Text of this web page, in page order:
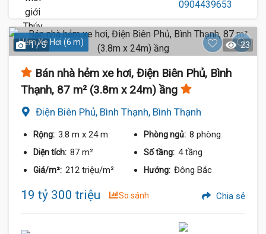
Hẻm Xe Hơi (6 m)
1 / 5 23
Bán nhà hẻm xe hơi, Điện Biên Phủ, Bình
Thạnh, 87 m² (3.8m x 24m) ầng
Điện Biên Phủ, Bình Thạnh, Bình Thạnh
Rộng: 3.8 m x 24 m Phòng ngủ: 8 phòng
Diện tích: 87 m² Số tầng: 4 tầng
Giá/m²: 212 triệu/m² Hướng: Đông Bắc
19 tỷ 300 triệu So sánh Chia sẻ